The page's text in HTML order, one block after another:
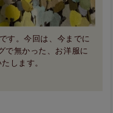
す。今回は、今までに
で無かった、お洋服に
します。